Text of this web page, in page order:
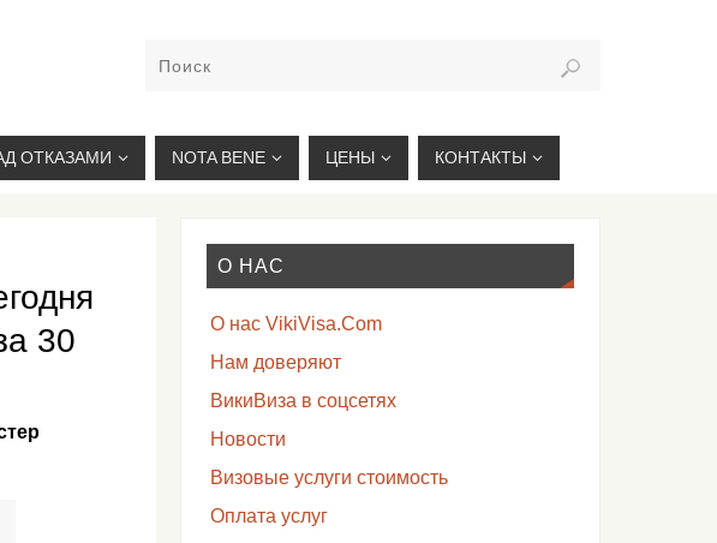
03-33, VISA@VIKIVISA.RU
ОТКАЗАМИ NOTA BENE ЦЕНЫ КОНТАКТЫ
30
О НАС
О нас VikiVisa.Com
Нам доверяют
ВикиВиза в соцсетях
Новости
Визовые услуги стоимость
Оплата услуг